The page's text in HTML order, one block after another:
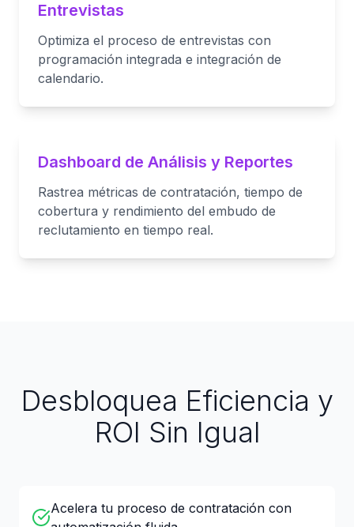
Entrevistas
Optimiza el proceso de entrevistas con
programación integrada e integración de
calendario.
Dashboard de Análisis y Reportes
Rastrea métricas de contratación, tiempo de
cobertura y rendimiento del embudo de
reclutamiento en tiempo real.
Desbloquea Eficiencia y
ROI Sin Igual
Acelera tu proceso de contratación con